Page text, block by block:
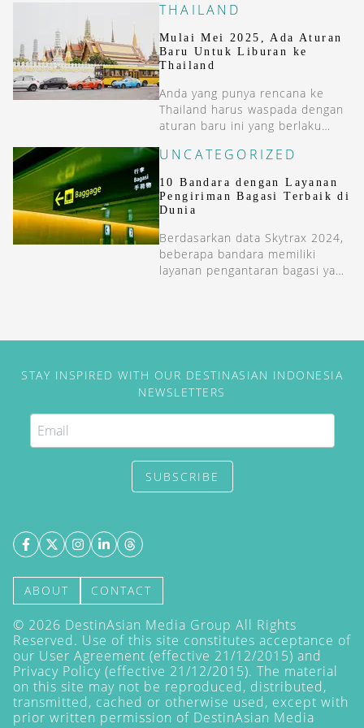
Bandara Terbersih di dunia
THAILAND
Mulai Mei 2025, Ada Aturan
Baru Untuk Liburan ke
Thailand
Anda yang punya rencana ke
Thailand harus waspada dengan
aturan baru ini yang berlaku
UNCATEGORIZED
10 Bandara dengan Layanan
Pengiriman Bagasi Terbaik di
Dunia
Berdasarkan data Skytrax 2024,
beberapa bandara memiliki
layanan pengantaran bagasi yang
STAY INSPIRED WITH OUR DESTINASIAN INDONESIA
NEWSLETTERS
SUBSCRIBE
ABOUT CONTACT
© 2026 DestinAsian Media Group All Rights
Reserved. Use of this site constitutes acceptance of
our User Agreement (effective 21/12/2015) and
Privacy Policy (effective 21/12/2015). The material
on this site may not be reproduced, distributed,
transmitted, cached or otherwise used, except with
prior written permission of DestinAsian Media